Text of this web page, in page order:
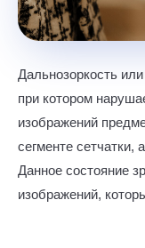
Дальнозоркость
при котором
изображений
сегменте сетчатки,
Данное состояние
изображений,